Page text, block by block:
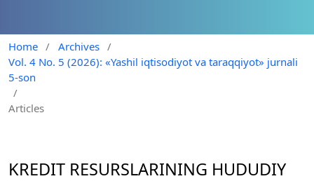
Home / Archives /
Vol. 4 No. 5 (2026): «Yashil iqtisodiyot va taraqqiyot» jurnali
5-son
/
Articles
KREDIT RESURSLARINING HUDUDIY